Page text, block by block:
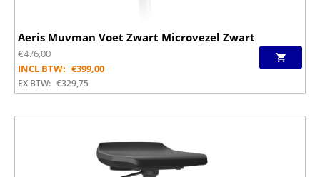
Aeris Muvman Voet Zwart Microvezel Zwart
€476,00
INCL BTW: €399,00
EX BTW: €329,75